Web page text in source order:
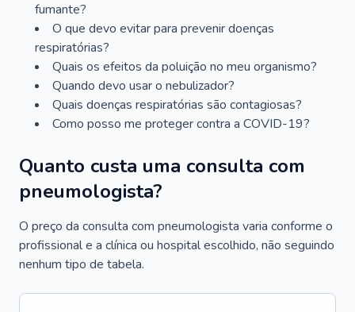
fumante?
O que devo evitar para prevenir doenças
respiratórias?
Quais os efeitos da poluição no meu organismo?
Quando devo usar o nebulizador?
Quais doenças respiratórias são contagiosas?
Como posso me proteger contra a COVID-19?
Quanto custa uma consulta com
pneumologista?
O preço da consulta com pneumologista varia conforme o
profissional e a clínica ou hospital escolhido, não seguindo
nenhum tipo de tabela.